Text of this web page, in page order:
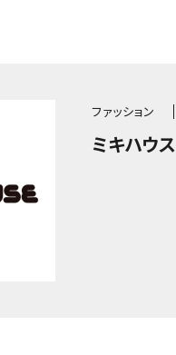
ファッション
ミキハウス